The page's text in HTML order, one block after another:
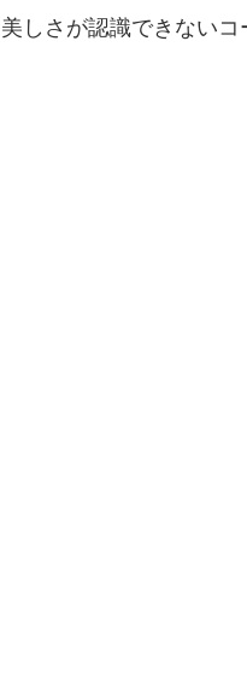
しさが認識できない